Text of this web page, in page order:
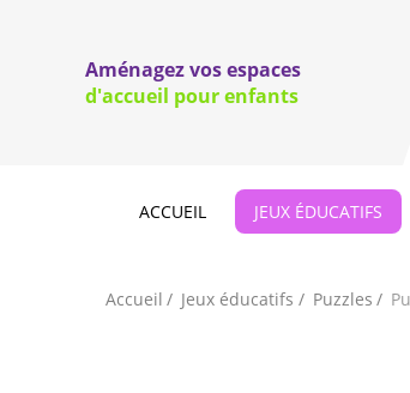
Aménagez vos espaces
d'accueil pour enfants
ACCUEIL JEUX ÉDUCATIFS
Jeux de motricité fine, jeux à lacer
Accueil Jeux éducatifs Puzzles